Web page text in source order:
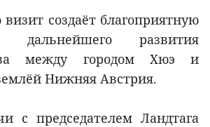
создаёт благоприятную
дальнейшего развития
между городом Хюэ и
Нижняя Австрия.
с председателем Ландтага